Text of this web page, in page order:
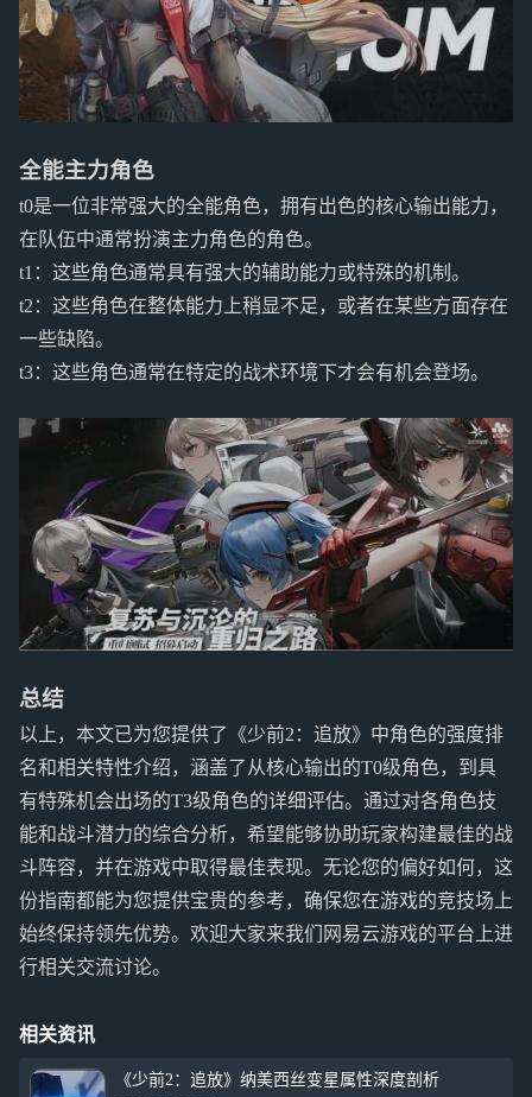
全能主力角色
t0是一位非常强大的全能角色，拥有出色的核心输出能力，
在队伍中通常扮演主力角色的角色。
t1：这些角色通常具有强大的辅助能力或特殊的机制。
t2：这些角色在整体能力上稍显不足，或者在某些方面存在
一些缺陷。
t3：这些角色通常在特定的战术环境下才会有机会登场。
总结
以上，本文已为您提供了《少前2：追放》中角色的强度排
名和相关特性介绍，涵盖了从核心输出的T0级角色，到具
有特殊机会出场的T3级角色的详细评估。通过对各角色技
能和战斗潜力的综合分析，希望能够协助玩家构建最佳的战
斗阵容，并在游戏中取得最佳表现。无论您的偏好如何，这
份指南都能为您提供宝贵的参考，确保您在游戏的竞技场上
始终保持领先优势。欢迎大家来我们网易云游戏的平台上进
行相关交流讨论。
相关资讯
《少前2：追放》纳美西丝变星属性深度剖析